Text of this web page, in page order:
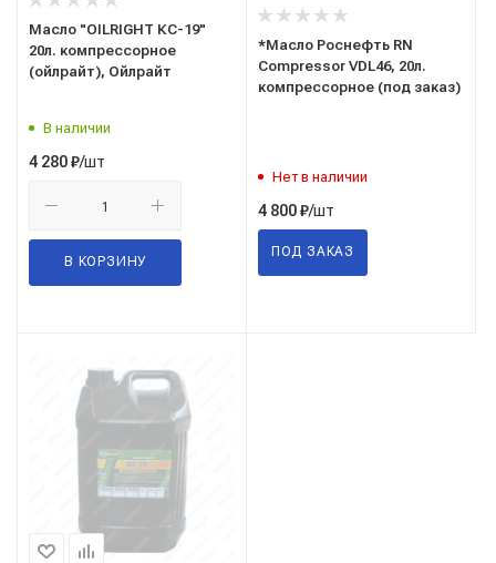
Масло "OILRIGHT КС-19"
20л. компрессорное
(ойлрайт), Ойлрайт
В наличии
4 280₽/шт
В КОРЗИНУ
*Масло Роснефть RN
Compressor VDL46, 20л.
компрессорное (под заказ)
Нет в наличии
4 800₽/шт
ПОД ЗАКАЗ